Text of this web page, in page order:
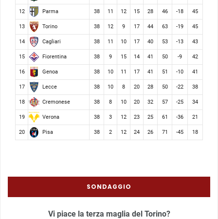
12 Parma 38 11 12 15 28 46 -18 45
13 Torino 38 12 9 17 44 63 -19 45
14 Cagliari 38 11 10 17 40 53 -13 43
15 Fiorentina 38 9 15 14 41 50 -9 42
16 Genoa 38 10 11 17 41 51 -10 41
17 Lecce 38 10 8 20 28 50 -22 38
18 Cremonese 38 8 10 20 32 57 -25 34
19 Verona 38 3 12 23 25 61 -36 21
20 Pisa 38 2 12 24 26 71 -45 18
SONDAGGIO
Vi piace la terza maglia del Torino?